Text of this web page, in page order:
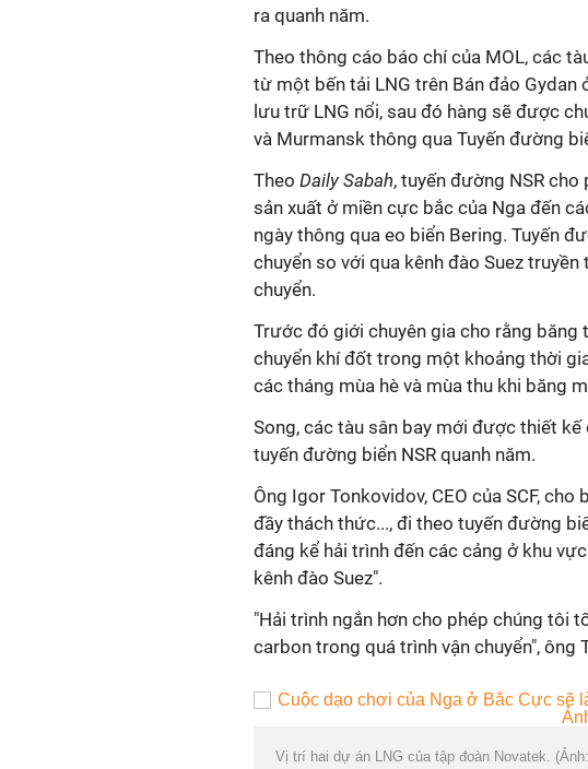
ra quanh năm.
Theo thông cáo báo chí của MOL, các
từ một bến tải LNG trên Bán đảo
lưu trữ LNG nổi, sau đó hàng sẽ được
và Murmansk thông qua Tuyến đường
Theo Daily Sabah, tuyến đường NSR
sản xuất ở miền cực bắc của Nga đến
ngày thông qua eo biển Bering. Tuyến
chuyển so với qua kênh đào Suez
chuyển.
Trước đó giới chuyên gia cho rằng băng
chuyển khí đốt trong một khoảng thời
các tháng mùa hè và mùa thu khi băng
Song, các tàu sân bay mới được thiết
tuyến đường biển NSR quanh năm.
Ông Igor Tonkovidov, CEO của SCF,
đầy thách thức..., đi theo tuyến đường
đáng kể hải trình đến các cảng ở khu
kênh đào Suez".
"Hải trình ngắn hơn cho phép chúng tôi
carbon trong quá trình vận chuyển", ông
Vị trí hai dự án LNG của tập đoàn Novatek. (Ảnh: